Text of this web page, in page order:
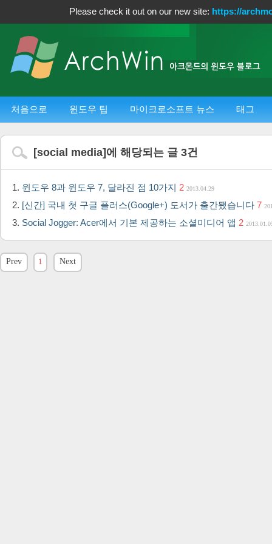
Please check it out on our new site: https://
처음으로 윈도우 팁 마이크로소프트 뉴스 태그
[social media]에 해당되는 글 3건
윈도우 8과 윈도우 7, 달라진 점 10가지 2 2013.04.29
[신간] 국내 첫 구글 플러스(Google+) 도서가 출간됐습니다 7
Social Jogger: Acer에서 기본 제공하는 소셜미디어 앱 2
Prev 1 Next